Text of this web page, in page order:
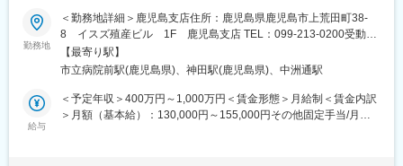
■1Day選考の流れ
［1］支店に到着、営業と一緒に顧客先に訪問
［2］ランチをしてから帰社／※もちろん当社持ちです！
［3］面接
［4］スキルアップタイム見学／営業同士でスキルを高める時間で
勤務地
＜勤務地詳細＞鹿児島支店住所：鹿児島県鹿児島市上荒田町38-
8 イスズ殖産ビル 1F 鹿児島支店 TEL：099-213-0200受動喫
煙対策：屋内全面禁煙変更の範囲：会社の定める事業所
【最寄り駅】
市立病院前駅(鹿児島県)、神田駅(鹿児島県)、中洲通駅
給与
＜予定年収＞400万円～1,000万円＜賃金形態＞月給制＜賃金内訳
＞月額（基本給）：130,000円～155,000円その他固定手当/月：